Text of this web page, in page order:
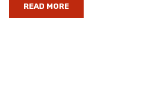
READ MORE